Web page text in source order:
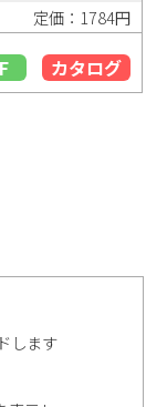
定価：1784円
カタログ
します